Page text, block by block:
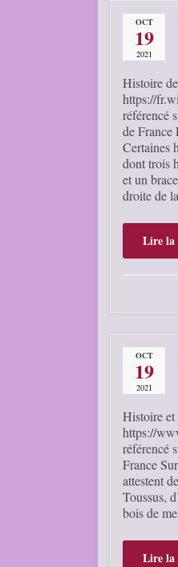
OCT
19
2021
Histoire
https://
référencé
de France
Certaines
dont trois
et un
droite de
Lire la
OCT
19
2021
Histoire
https://
référencé
France
attestent
Toussus,
bois de
Lire la